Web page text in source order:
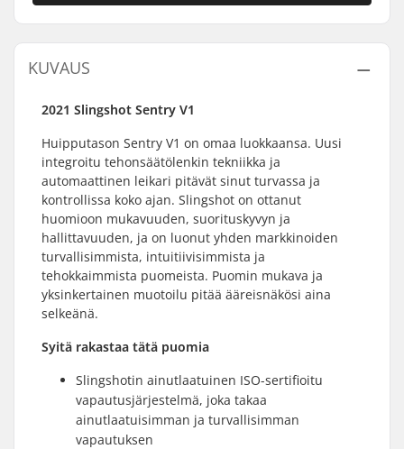
KUVAUS
2021 Slingshot Sentry V1
Huipputason Sentry V1 on omaa luokkaansa. Uusi
integroitu tehonsäätölenkin tekniikka ja
automaattinen leikari pitävät sinut turvassa ja
kontrollissa koko ajan. Slingshot on ottanut
huomioon mukavuuden, suorituskyvyn ja
hallittavuuden, ja on luonut yhden markkinoiden
turvallisimmista, intuitiivisimmista ja
tehokkaimmista puomeista. Puomin mukava ja
yksinkertainen muotoilu pitää ääreisnäkösi aina
selkeänä.
Syitä rakastaa tätä puomia
Slingshotin ainutlaatuinen ISO-sertifioitu
vapautusjärjestelmä, joka takaa
ainutlaatuisimman ja turvallisimman
vapautuksen